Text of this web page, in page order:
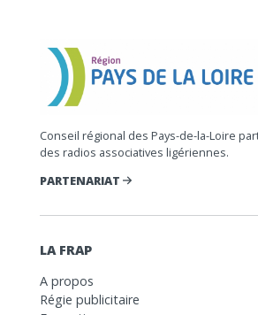
Conseil régional des Pays-de-la-Loire
des radios associatives ligériennes.
PARTENARIAT
LA FRAP
A propos
Régie publicitaire